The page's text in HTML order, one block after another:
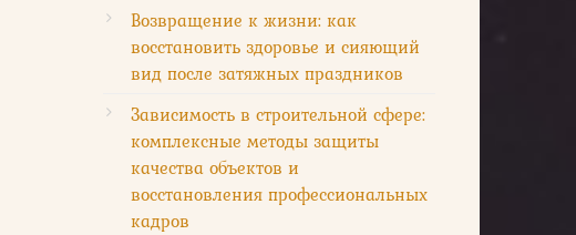
Возвращение к жизни: как
восстановить здоровье и сияющий
вид после затяжных праздников
Зависимость в строительной сфере:
комплексные методы защиты
качества объектов и
восстановления профессиональных
кадров